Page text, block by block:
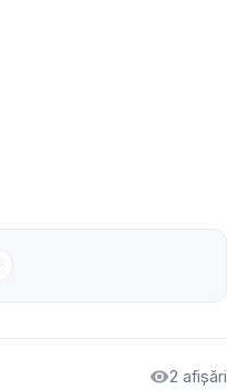
2 afișări